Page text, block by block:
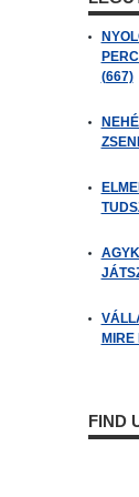
(667)
MIRE
FIND